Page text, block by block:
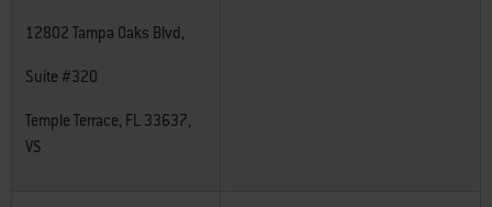
12802 Tampa Oaks Blvd,
Suite #320
Temple Terrace, FL 33637,
VS